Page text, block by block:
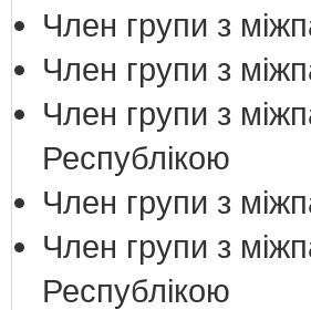
Член групи з
Член групи з
Член групи з
Республікою
Член групи з
Член групи з
Республікою